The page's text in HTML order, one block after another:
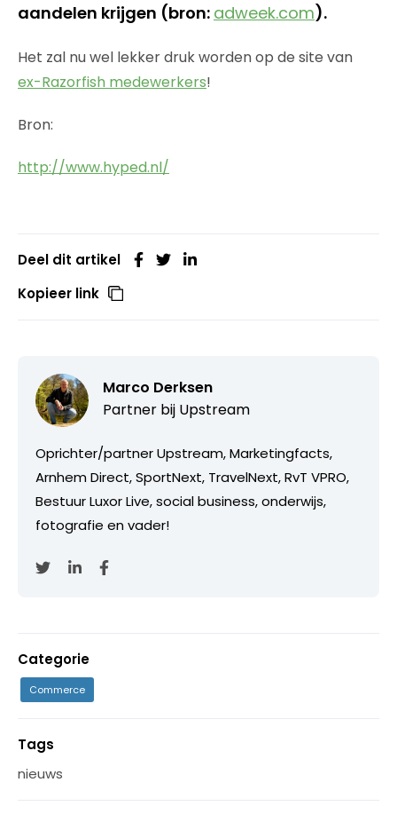
aandelen krijgen (bron: adweek.com).
Het zal nu wel lekker druk worden op de site van
ex-Razorfish medewerkers!
Bron:
http://www.hyped.nl/
Deel dit artikel
Kopieer link
Marco Derksen
Partner bij Upstream
Oprichter/partner Upstream, Marketingfacts,
Arnhem Direct, SportNext, TravelNext, RvT VPRO,
Bestuur Luxor Live, social business, onderwijs,
fotografie en vader!
Categorie
Commerce
Tags
nieuws